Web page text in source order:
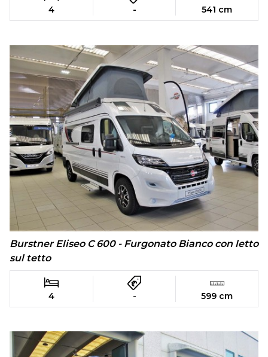
4 - 541 cm
Burstner Eliseo C 600 - Furgonato Bianco con letto
sul tetto
4 - 599 cm